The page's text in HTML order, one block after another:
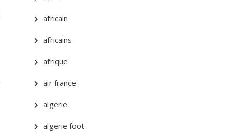
africain
africains
afrique
air france
algerie
algerie foot